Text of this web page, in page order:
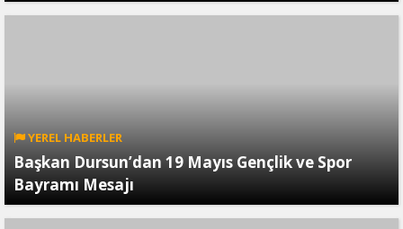
YEREL HABERLER
Başkan Dursun’dan 19 Mayıs Gençlik ve Spor
Bayramı Mesajı